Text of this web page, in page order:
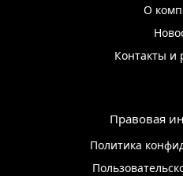
О
Контакты и
Правовая
Политика